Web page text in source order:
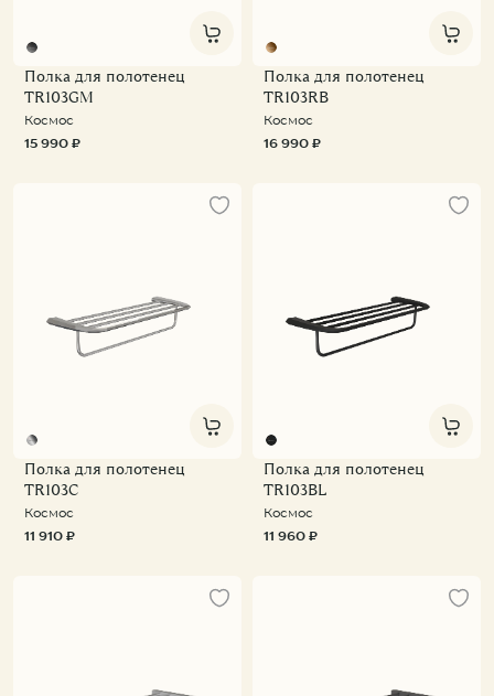
KNOTLOR
15 500 ₽
KNOTLOR
Полка для полотенец
TR103GM
Космос
15 990 ₽
Полка для полотенец
TR103RB
Космос
16 990 ₽
Полка для полотенец
TR103C
Космос
11 910 ₽
Полка для полотенец
TR103BL
Космос
11 960 ₽